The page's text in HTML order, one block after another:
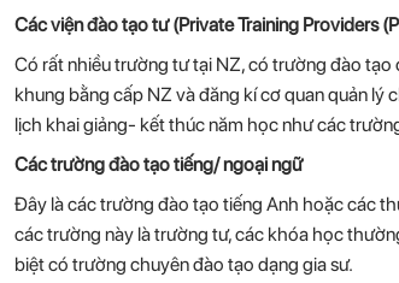
Các viện đào tạo tư (Private Training Providers
Có rất nhiều trường tư tại NZ, có trường đào
khung bằng cấp NZ và đăng kí cơ quan quản
lịch khai giảng- kết thúc năm học như các
Các trường đào tạo tiếng/ ngoại ngữ
Đây là các trường đào tạo tiếng Anh hoặc các
các trường này là trường tư, các khóa học
biệt có trường chuyên đào tạo dạng gia sư.